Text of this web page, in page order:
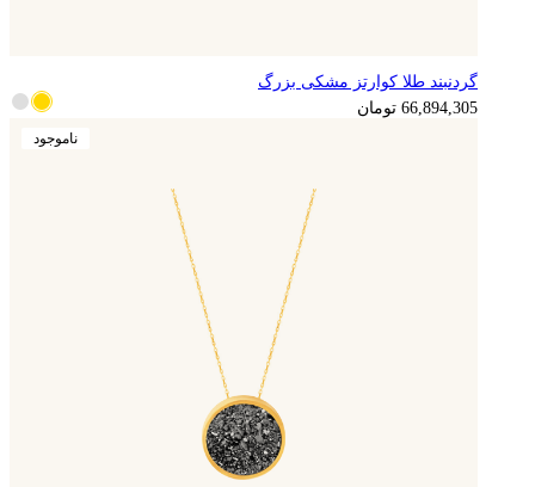
16,723,576 تومان
گردنبند طلا کوارتز مشکی بزرگ
66,894,305 تومان
ناموجود